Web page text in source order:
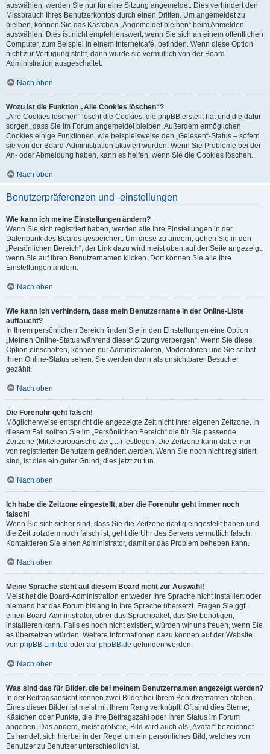
auswählen, werden Sie nur für eine Sitzung angemeldet. Dies verhindert den
Missbrauch Ihres Benutzerkontos durch einen Dritten. Um angemeldet zu
bleiben, können Sie das Kästchen „Angemeldet bleiben“ beim Anmelden
auswählen. Dies ist nicht empfehlenswert, wenn Sie sich an einem öffentlichen
Computer, zum Beispiel in einem Internetcafé, befinden. Wenn diese Option
nicht zur Verfügung steht, dann wurde sie vermutlich von der Board-
Administration ausgeschaltet.
Nach oben
Wozu ist die Funktion „Alle Cookies löschen“?
„Alle Cookies löschen“ löscht die Cookies, die phpBB erstellt hat und die dafür
sorgen, dass Sie im Forum angemeldet bleiben. Außerdem ermöglichen
Cookies einige Funktionen, wie beispielsweise den „Gelesen“-Status – sofern
sie von der Board-Administration aktiviert wurden. Wenn Sie Probleme bei der
An- oder Abmeldung haben, kann es helfen, wenn Sie die Cookies löschen.
Nach oben
Benutzerpräferenzen und -einstellungen
Wie kann ich meine Einstellungen ändern?
Wenn Sie sich registriert haben, werden alle Ihre Einstellungen in der
Datenbank des Boards gespeichert. Um diese zu ändern, gehen Sie in den
„Persönlichen Bereich“; der Link dazu wird meist oben auf der Seite angezeigt,
wenn Sie auf Ihren Benutzernamen klicken. Dort können Sie alle Ihre
Einstellungen ändern.
Nach oben
Wie kann ich verhindern, dass mein Benutzername in der Online-Liste
auftaucht?
In Ihrem persönlichen Bereich finden Sie in den Einstellungen eine Option
„Meinen Online-Status während dieser Sitzung verbergen“. Wenn Sie diese
Option einschalten, können nur Administratoren, Moderatoren und Sie selbst
Ihren Online-Status sehen. Sie werden dann als unsichtbarer Besucher
gezählt.
Nach oben
Die Forenuhr geht falsch!
Möglicherweise entspricht die angezeigte Zeit nicht Ihrer eigenen Zeitzone. In
diesem Fall sollten Sie im „Persönlichen Bereich“ die für Sie passende
Zeitzone (Mitteleuropäische Zeit, ...) festlegen. Die Zeitzone kann dabei nur
von registrierten Benutzern geändert werden. Wenn Sie noch nicht registriert
sind, ist dies ein guter Grund, dies jetzt zu tun.
Nach oben
Ich habe die Zeitzone eingestellt, aber die Forenuhr geht immer noch
falsch!
Wenn Sie sich sicher sind, dass Sie die Zeitzone richtig eingestellt haben und
die Zeit trotzdem noch falsch ist, geht die Uhr des Servers vermutlich falsch.
Kontaktieren Sie einen Administrator, damit er das Problem beheben kann.
Nach oben
Meine Sprache steht auf diesem Board nicht zur Auswahl!
Meist hat die Board-Administration entweder Ihre Sprache nicht installiert oder
niemand hat das Forum bislang in Ihre Sprache übersetzt. Fragen Sie ggf.
einen Board-Administrator, ob er das Sprachpaket, das Sie benötigen,
installieren kann. Falls es noch nicht existiert, würden wir uns freuen, wenn Sie
es übersetzen würden. Weitere Informationen dazu können auf der Website
von phpBB Limited oder aufphpBB.de gefunden werden.
Nach oben
Was sind das für Bilder, die bei meinem Benutzernamen angezeigt werden?
In der Beitragsansicht können zwei Bilder bei Ihrem Benutzernamen stehen.
Eines dieser Bilder ist meist mit Ihrem Rang verknüpft: Oft sind dies Sterne,
Kästchen oder Punkte, die Ihre Beitragszahl oder Ihren Status im Forum
angeben. Das andere, meist größere, Bild wird auch als „Avatar“ bezeichnet.
Es handelt sich hierbei in der Regel um ein persönliches Bild, welches von
Benutzer zu Benutzer unterschiedlich ist.